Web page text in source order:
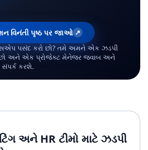
વિનંતી પૃષ્ઠ પર જાઓ ↗
પસંદ કરો છો? તમે અમને એક ઝડપી
છો અને એક પ્રોજેક્ટ મેનેજર જવાબ અને
સંપર્ક કરશે.
અને HR ટીમો માટે ઝડપી